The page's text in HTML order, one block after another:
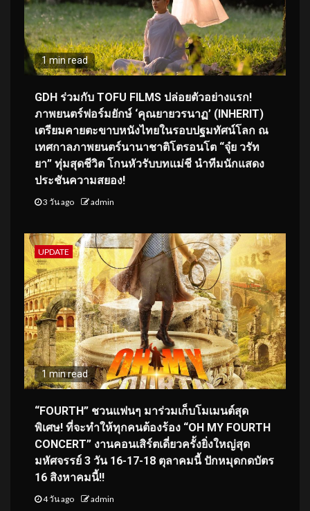
1 min read
GDH ร่วมกับ TOFU FILMS ปล่อยตัวอย่างแรก!
ภาพยนตร์ฟอร์มยักษ์ ‘คุณยายวรนาฏ’ (INHERIT)
เตรียมคายตะขาบหนังไทยในรอบปฐมทัศน์โลก ณ
เทศกาลภาพยนตร์นานาชาติโตรอนโต “จุ๋ย วรัท
ยา” ทุ่มสุดชีวิต โกนหัวรับบทแม่ชี นำทีมนักแสดง
ประชันความสยอง!
3 วัน ago admin
UPDATE
1 min read
“FOURTH” ชวนแฟนๆ มาร่วมเก็บโมเมนต์สุด
พิเศษ! ที่จะทำให้ทุกคนต้องร้อง “OH MY FOURTH
CONCERT” งานคอนเสิร์ตเดี่ยวครั้งยิ่งใหญ่สุด
มหัศจรรย์ 3 วัน 16-17-18 ตุลาคมนี้ ปักหมุดกดบัตร
16 สิงหาคมนี้!!
4 วัน ago admin